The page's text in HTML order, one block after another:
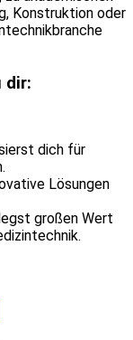
Konstruktion oder
dir:
dich für
Lösungen
großen Wert